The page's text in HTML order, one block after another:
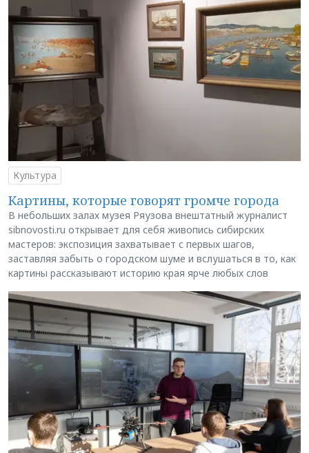
Культура
Картины, которые говорят громче города
В небольших залах музея Ряузова внештатный журналист
sibnovosti.ru открывает для себя живопись сибирских
мастеров: экспозиция захватывает с первых шагов,
заставляя забыть о городском шуме и вслушаться в то, как
картины рассказывают историю края ярче любых слов